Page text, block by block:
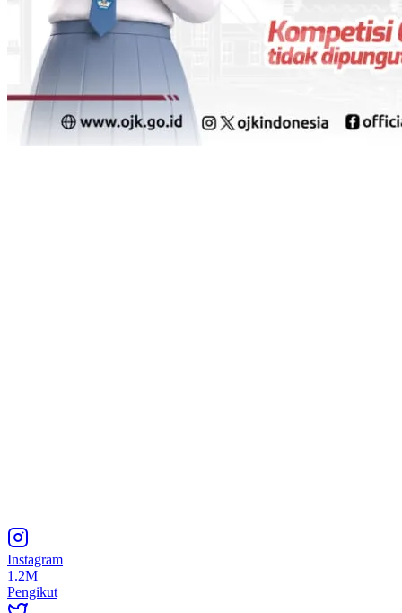
Instagram
1.2M
Pengikut